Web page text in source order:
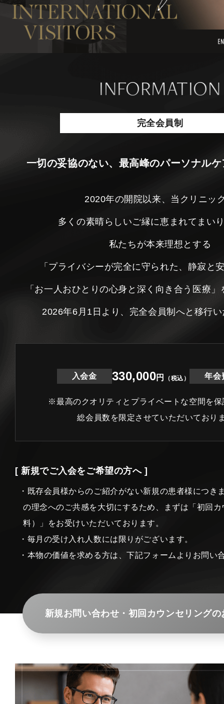
INFORMATION
完全会員制
一切の妥協のない、最高峰のパーソナル
2020年の開院以来、当クリニッ
多くの素晴らしいご縁に恵まれてまい
私たちが本来理想とする
「プライバシーが完全に守られた、静寂と
「お一人おひとりの心身と深く向き合う医療
2026年6月1日より、完全会員制へと移行
入会金 330,000円 （税込） 年会
※最高のクオリティとプライベートな空間を保
総会員数を限定させていただいており
[ 新規でご入会をご希望の方へ ]
・既存会員様からのご紹介がない新規の患者様につき
の理念へのご共感を大切にするため、まずは「初回
料）」をお受けいただいております。
・毎月の受け入れ人数には限りがございます。
・本物の価値を求める方は、下記フォームよりお問い
新規お問い合わせ・初回カウンセリングの